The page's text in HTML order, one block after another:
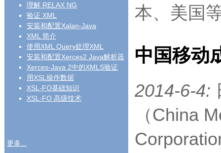
理解 RELAX NG
验证 XML
安装和配置Xalan-Java
XML 简介
使用XML Query处理XML
安装和配置Xerces2 Java解析器
Xerces-Java 2中的XMLS验证
用XSL操作数据
XSL-FO基础知识
XSL-FO 高级技术
更多...
本、美国
中国移动
2014-6-4:
（China